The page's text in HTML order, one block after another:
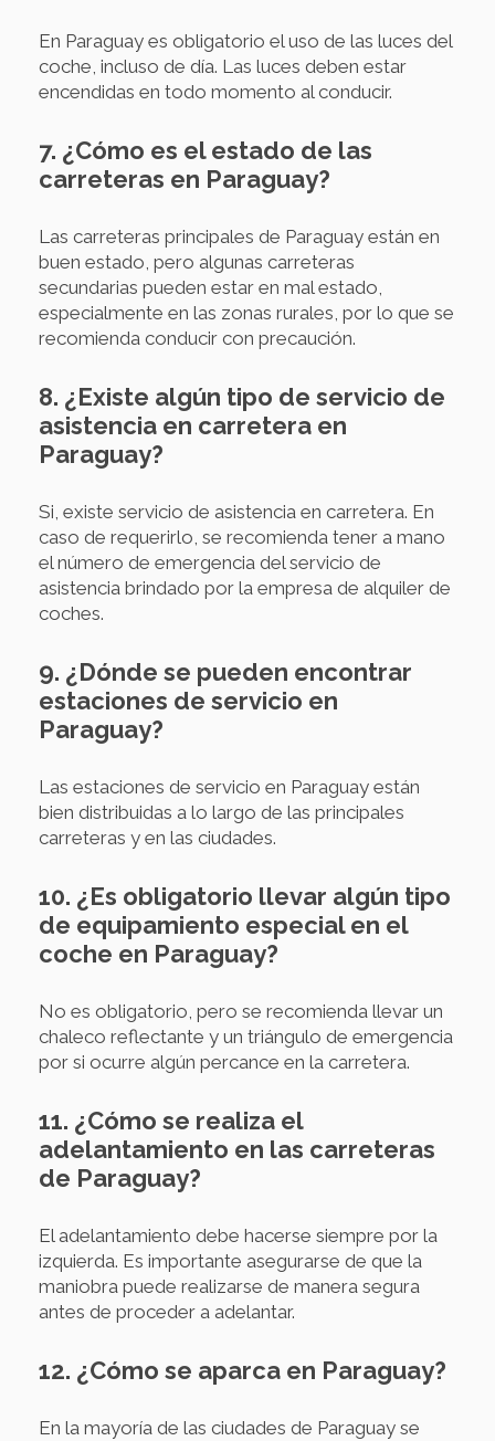
En Paraguay es obligatorio el uso de las luces del
coche, incluso de día. Las luces deben estar
encendidas en todo momento al conducir.
7. ¿Cómo es el estado de las
carreteras en Paraguay?
Las carreteras principales de Paraguay están en
buen estado, pero algunas carreteras
secundarias pueden estar en mal estado,
especialmente en las zonas rurales, por lo que se
recomienda conducir con precaución.
8. ¿Existe algún tipo de servicio de
asistencia en carretera en
Paraguay?
Si, existe servicio de asistencia en carretera. En
caso de requerirlo, se recomienda tener a mano
el número de emergencia del servicio de
asistencia brindado por la empresa de alquiler de
coches.
9. ¿Dónde se pueden encontrar
estaciones de servicio en
Paraguay?
Las estaciones de servicio en Paraguay están
bien distribuidas a lo largo de las principales
carreteras y en las ciudades.
10. ¿Es obligatorio llevar algún tipo
de equipamiento especial en el
coche en Paraguay?
No es obligatorio, pero se recomienda llevar un
chaleco reflectante y un triángulo de emergencia
por si ocurre algún percance en la carretera.
11. ¿Cómo se realiza el
adelantamiento en las carreteras
de Paraguay?
El adelantamiento debe hacerse siempre por la
izquierda. Es importante asegurarse de que la
maniobra puede realizarse de manera segura
antes de proceder a adelantar.
12. ¿Cómo se aparca en Paraguay?
En la mayoría de las ciudades de Paraguay se